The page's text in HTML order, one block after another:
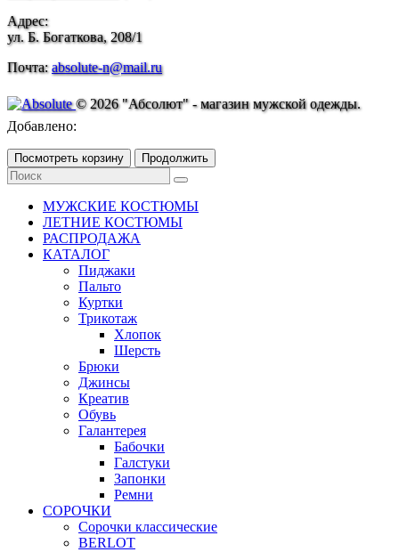
Адрес:
ул. Б. Богаткова, 208/1
Почта:absolute-n@mail.ru
© 2026 "Абсолют" - магазин мужской одежды.
Добавлено:
Посмотреть корзину Продолжить
МУЖСКИЕ КОСТЮМЫ
ЛЕТНИЕ КОСТЮМЫ
РАСПРОДАЖА
КАТАЛОГ
Пиджаки
Пальто
Куртки
Трикотаж
Хлопок
Шерсть
Брюки
Джинсы
Креатив
Обувь
Галантерея
Бабочки
Галстуки
Запонки
Ремни
СОРОЧКИ
Сорочки классические
BERLOT